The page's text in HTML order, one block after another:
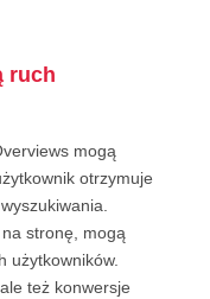
ruch
mogą
otrzymuje
stronę, mogą
użytkowników.
też konwersje